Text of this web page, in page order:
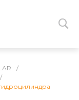
/
/